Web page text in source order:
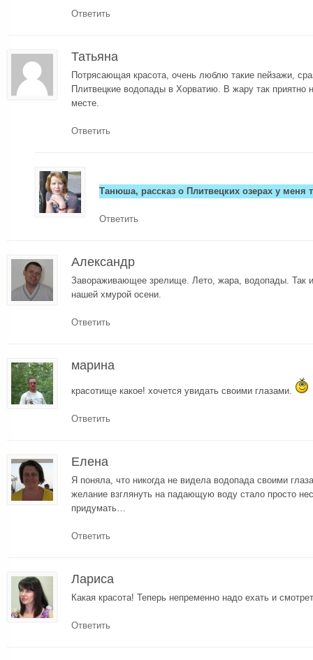
Ответить
Татьяна
Потрясающая красота, очень люблю такие пейзажи,
Плитвецкие водопады в Хорватию. В жару так приятно
месте.
Ответить
Танюша, рассказ о Плитвецких озерах у меня
Ответить
Александр
Завораживающее зрелище. Лето, жара, водопады. Так и
нашей хмурой осени.
Ответить
марина
красотище какое! хочется увидать своими глазами.
Ответить
Елена
Я поняла, что никогда не видела водопада своими
желание взглянуть на падающую воду стало просто
придумать…
Ответить
Лариса
Какая красота! Теперь непременно надо ехать и
Ответить